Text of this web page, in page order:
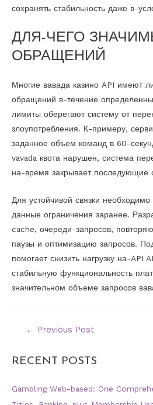
сохранять стабильность даже в-
ДЛЯ-ЧЕГО
ОБРАЩЕНИЙ
Многие вавада казино API имеют
обращений в-течение
лимиты оберегают систему от
злоупотребления. К-примеру,
заданное объем команд в 60-
vavada квота нарушен, система
на-время закрывает последующие
Для устойчивой связки
данные ограничения заранее.
cache, очереди-запросов,
паузы и оптимизацию запросов.
помогает снизить нагрузку на-API
стабильную функциональность
значительном объеме запросов
← Previous Post
RECENT POSTS
Gambling Web-based: One